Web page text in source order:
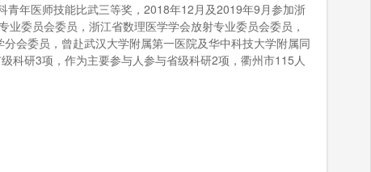
年医师技能比武三等奖，2018年12月及2019年9月参加浙
委员会委员，浙江省数理医学学会放射专业委员会委员，
会委员，曾赴武汉大学附属第一医院及华中科技大学附属同
科研3项，作为主要参与人参与省级科研2项，衢州市115人